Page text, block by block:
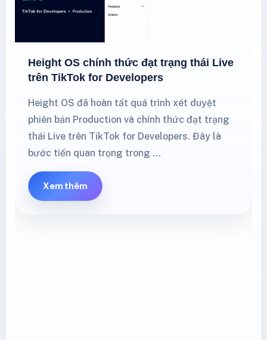
Height OS chính thức đạt trạng thái Live
trên TikTok for Developers
Height OS đã hoàn tất quá trình xét duyệt
phiên bản Production và chính thức đạt trạng
thái Live trên TikTok for Developers. Đây là
bước tiến quan trọng trong …
Xem thêm